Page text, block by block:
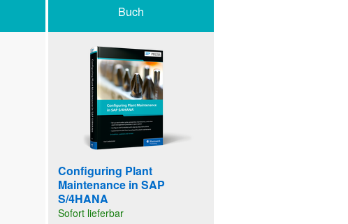
Buch
Configuring Plant
Maintenance in SAP
S/4HANA
Sofort lieferbar